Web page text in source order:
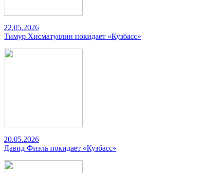
22.05.2026
Тимур Хисматуллин покидает «Кузбасс»
20.05.2026
Давид Фиэль покидает «Кузбасс»